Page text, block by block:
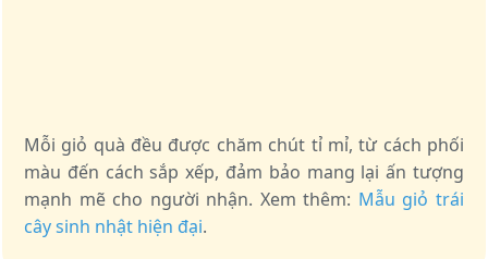
Mỗi giỏ quà đều được chăm chút tỉ mỉ, từ cách phối
màu đến cách sắp xếp, đảm bảo mang lại ấn tượng
mạnh mẽ cho người nhận. Xem thêm: Mẫu giỏ trái
cây sinh nhật hiện đại.